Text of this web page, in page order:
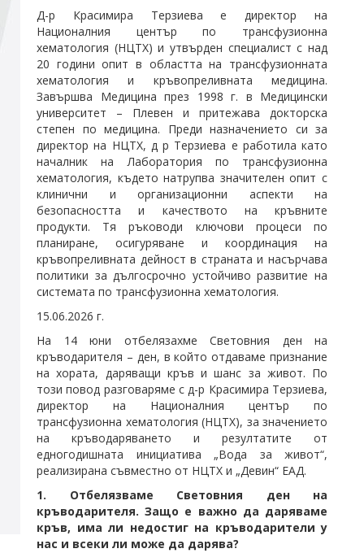
Абонирайте се!
Д-р Красимира Терзиева е директор на
Националния център по трансфузионна
хематология (НЦТХ) и утвърден специалист с над
20 години опит в областта на трансфузионната
хематология и кръвопреливната медицина.
Завършва Медицина през 1998 г. в Медицински
университет – Плевен и притежава докторска
степен по медицина. Преди назначението си за
директор на НЦТХ, д р Терзиева е работила като
началник на Лаборатория по трансфузионна
хематология, където натрупва значителен опит с
клинични и организационни аспекти на
безопасността и качеството на кръвните
продукти. Тя ръководи ключови процеси по
планиране, осигуряване и координация на
кръвопреливната дейност в страната и насърчава
политики за дългосрочно устойчиво развитие на
системата по трансфузионна хематология.
15.06.2026 г.
На 14 юни отбелязахме Световния ден на
кръводарителя – ден, в който отдаваме признание
на хората, даряващи кръв и шанс за живот. По
този повод разговаряме с д-р Красимира Терзиева,
директор на Националния център по
трансфузионна хематология (НЦТХ), за значението
на кръводаряването и резултатите от
едногодишната инициатива „Вода за живот“,
реализирана съвместно от НЦТХ и „Девин“ ЕАД.
1. Отбелязваме Световния ден на
кръводарителя. Защо е важно да даряваме
кръв, има ли недостиг на кръводарители у
нас и всеки ли може да дарява?